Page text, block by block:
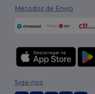
Métodos de Envio
Siga-nos